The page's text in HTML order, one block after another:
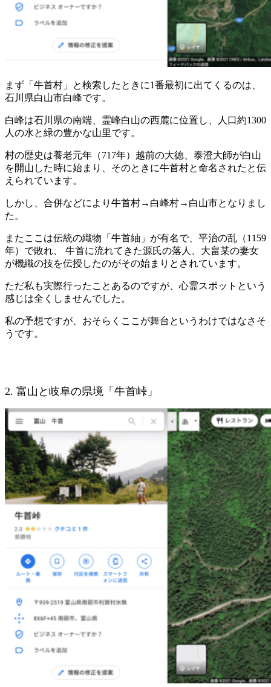
まず「牛首村」と検索したときに1番最初に出てくるのは、
石川県白山市白峰です。
白峰は石川県の南端、霊峰白山の西麓に位置し、人口約1300
人の水と緑の豊かな山里です。
村の歴史は養老元年（717年）越前の大徳、泰澄大師が白山
を開山した時に始まり、そのときに牛首村と命名されたと伝
えられています。
しかし、合併などにより牛首村→白峰村→白山市となりまし
た。
またここは伝統の織物「牛首紬」が有名で、平治の乱（1159
年）で敗れ、 牛首に流れてきた源氏の落人、大畠某の妻女
が機織の技を伝授したのがその始まりとされています。
ただ私も実際行ったことあるのですが、心霊スポットという
感じは全くしませんでした。
私の予想ですが、おそらくここが舞台というわけではなさそ
うです。
2. 富山と岐阜の県境「牛首峠」